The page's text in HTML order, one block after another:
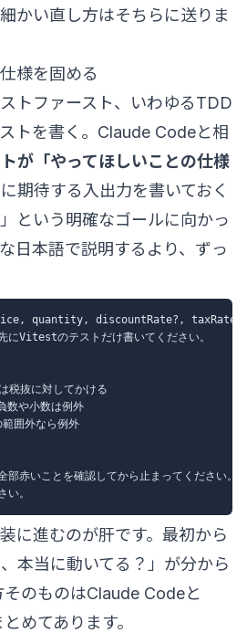
かい直し方はそちらに送りま
様を固める
トファースト、いわゆるTDD
トを書く。Claude Codeと相
が「やってほしいことの仕様
期待する入出力を書いておく
という明確なゴールに向かっ
日本語で説明するより、ずっ
quantity, discountRate?,
にVitestのテストだけ書いてください。
税抜に対してかける
数や小数は例外
囲外なら例外
部赤いことを確認してから止まってください。
に進むのが肝です。最初から
本当に動いてる？」が分から
のものはClaude Codeと
めてあります。